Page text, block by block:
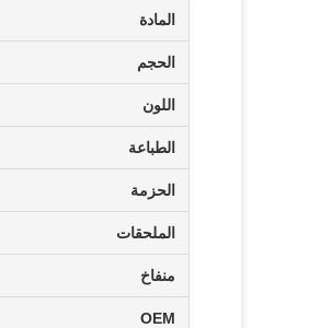
المادة
الحجم
اللون
الطباعة
الحزمة
الملحقات
منفاخ
OEM